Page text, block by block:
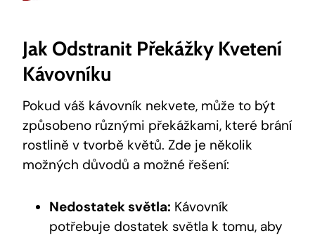
Jak Odstranit Překážky Kvetení
Kávovníku
Pokud váš kávovník nekvete, může to být
způsobeno různými překážkami, které brání
rostlině v tvorbě květů. Zde je několik
možných důvodů a možné řešení:
Nedostatek světla: Kávovník
potřebuje dostatek světla k tomu, aby